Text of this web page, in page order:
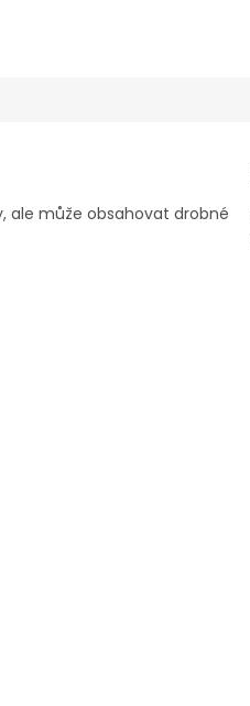
ale může obsahovat drobné